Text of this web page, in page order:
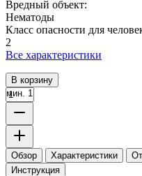
Вредный объект:
Нематоды
Класс опасности для
2
Все характеристики
В корзину
мин. 1
Обзор Характеристики
Инструкция